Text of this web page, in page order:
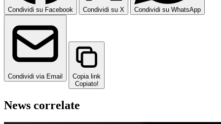
Condividi su Facebook Condividi su X Condividi su WhatsApp
Condividi via Email
Copia link
Copiato!
News correlate